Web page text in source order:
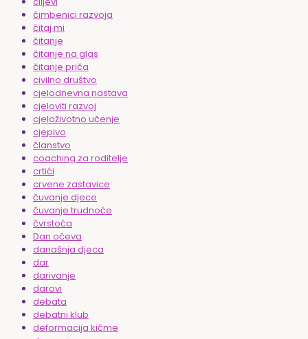
čimbenici razvoja
čitaj mi
čitanje
čitanje na glas
čitanje priča
civilno društvo
cjelodnevna nastava
cjeloviti razvoj
cjeloživotno učenje
cjepivo
članstvo
coaching za roditelje
crtići
crvene zastavice
čuvanje djece
čuvanje trudnoće
čvrstoća
Dan očeva
današnja djeca
dar
darivanje
darovi
debata
debatni klub
deformacija kičme